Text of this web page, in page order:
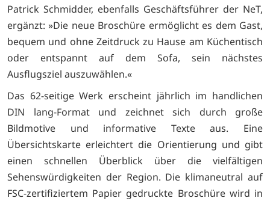
Patrick Schmidder, ebenfalls Geschäftsführer der NeT,
ergänzt: »Die neue Broschüre ermöglicht es dem Gast,
bequem und ohne Zeitdruck zu Hause am Küchentisch
oder entspannt auf dem Sofa, sein nächstes
Ausflugsziel auszuwählen.«
Das 62-seitige Werk erscheint jährlich im handlichen
DIN lang-Format und zeichnet sich durch große
Bildmotive und informative Texte aus. Eine
Übersichtskarte erleichtert die Orientierung und gibt
einen schnellen Überblick über die vielfältigen
Sehenswürdigkeiten der Region. Die klimaneutral auf
FSC-zertifiziertem Papier gedruckte Broschüre wird in